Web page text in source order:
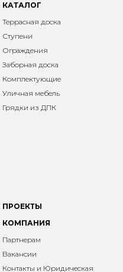
КАТАЛОГ
Террасная доска
Ступени
Ограждения
Заборная доска
Комплектующие
Уличная мебель
Грядки из ДПК
ПРОЕКТЫ
КОМПАНИЯ
Партнерам
Вакансии
Контакты и Юридическая